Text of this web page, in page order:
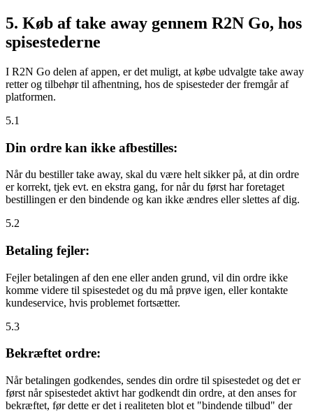
5. Køb af take away gennem R2N Go, hos
spisestederne
I R2N Go delen af appen, er det muligt, at købe udvalgte take away
retter og tilbehør til afhentning, hos de spisesteder der fremgår af
platformen.
5.1
Din ordre kan ikke afbestilles:
Når du bestiller take away, skal du være helt sikker på, at din ordre
er korrekt, tjek evt. en ekstra gang, for når du først har foretaget
bestillingen er den bindende og kan ikke ændres eller slettes af dig.
5.2
Betaling fejler:
Fejler betalingen af den ene eller anden grund, vil din ordre ikke
komme videre til spisestedet og du må prøve igen, eller kontakte
kundeservice, hvis problemet fortsætter.
5.3
Bekræftet ordre:
Når betalingen godkendes, sendes din ordre til spisestedet og det er
først når spisestedet aktivt har godkendt din ordre, at den anses for
bekræftet, før dette er det i realiteten blot et "bindende tilbud" der